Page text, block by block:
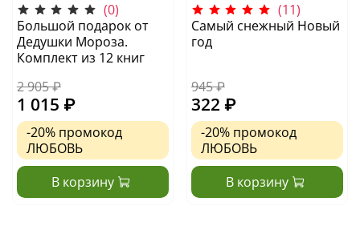
(0)
Большой подарок от
Дедушки Мороза.
Комплект из 12 книг
2 905 ₽
1 015 ₽
-20% промокод
ЛЮБОВЬ
В корзину
(11)
Самый снежный Новый
год
945 ₽
322 ₽
-20% промокод
ЛЮБОВЬ
В корзину